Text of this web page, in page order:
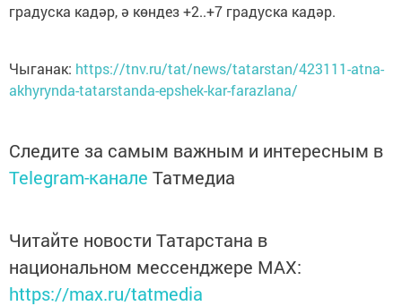
градуска кадәр, ә көндез +2..+7 градуска кадәр.
Чыганак: https://tnv.ru/tat/news/tatarstan/423111-atna-
akhyrynda-tatarstanda-epshek-kar-farazlana/
Следите за самым важным и интересным в
Telegram-канале Татмедиа
Читайте новости Татарстана в
национальном мессенджере MАХ:
https://max.ru/tatmedia